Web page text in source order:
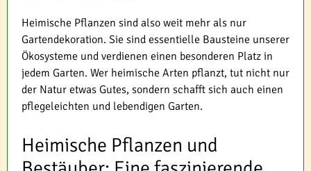
Heimische Pflanzen sind also weit mehr als nur
Gartendekoration. Sie sind essentielle Bausteine unserer
Ökosysteme und verdienen einen besonderen Platz in
jedem Garten. Wer heimische Arten pflanzt, tut nicht nur
der Natur etwas Gutes, sondern schafft sich auch einen
pflegeleichten und lebendigen Garten.
Heimische Pflanzen und